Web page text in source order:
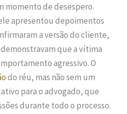
momento de desespero.
apresentou depoimentos
a versão do cliente,
que a vítima
agressivo. O
do réu, mas não sem um
para o advogado, que
durante todo o processo.